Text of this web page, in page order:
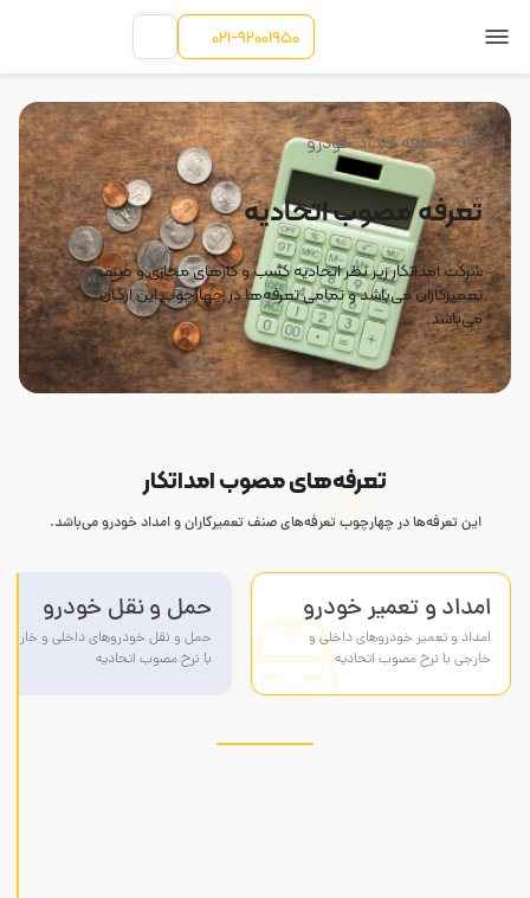
021-92001950
خانه>تعرفه امداد خودرو
تعرفه مصوب اتحادیه
شرکت امداتکار زیر نظر اتحادیه کسب و کارهای مجازی و صنف
تعمیرکاران می‌باشد و تمامی تعرفه‌ها در چهارچوب این ارگان
می‌باشد.
تعرفه‌های مصوب امداتکار
این تعرفه‌ها در چهارچوب تعرفه‌های صنف تعمیرکاران و امداد خودرو می‌باشد.
امداد و تعمیر خودرو
امداد و تعمیر خودروهای داخلی و
خارجی با نرخ مصوب اتحادیه
حمل و نقل خودرو
حمل و نقل خودروهای داخلی و خارجی
با نرخ مصوب اتحادیه
گروه اول